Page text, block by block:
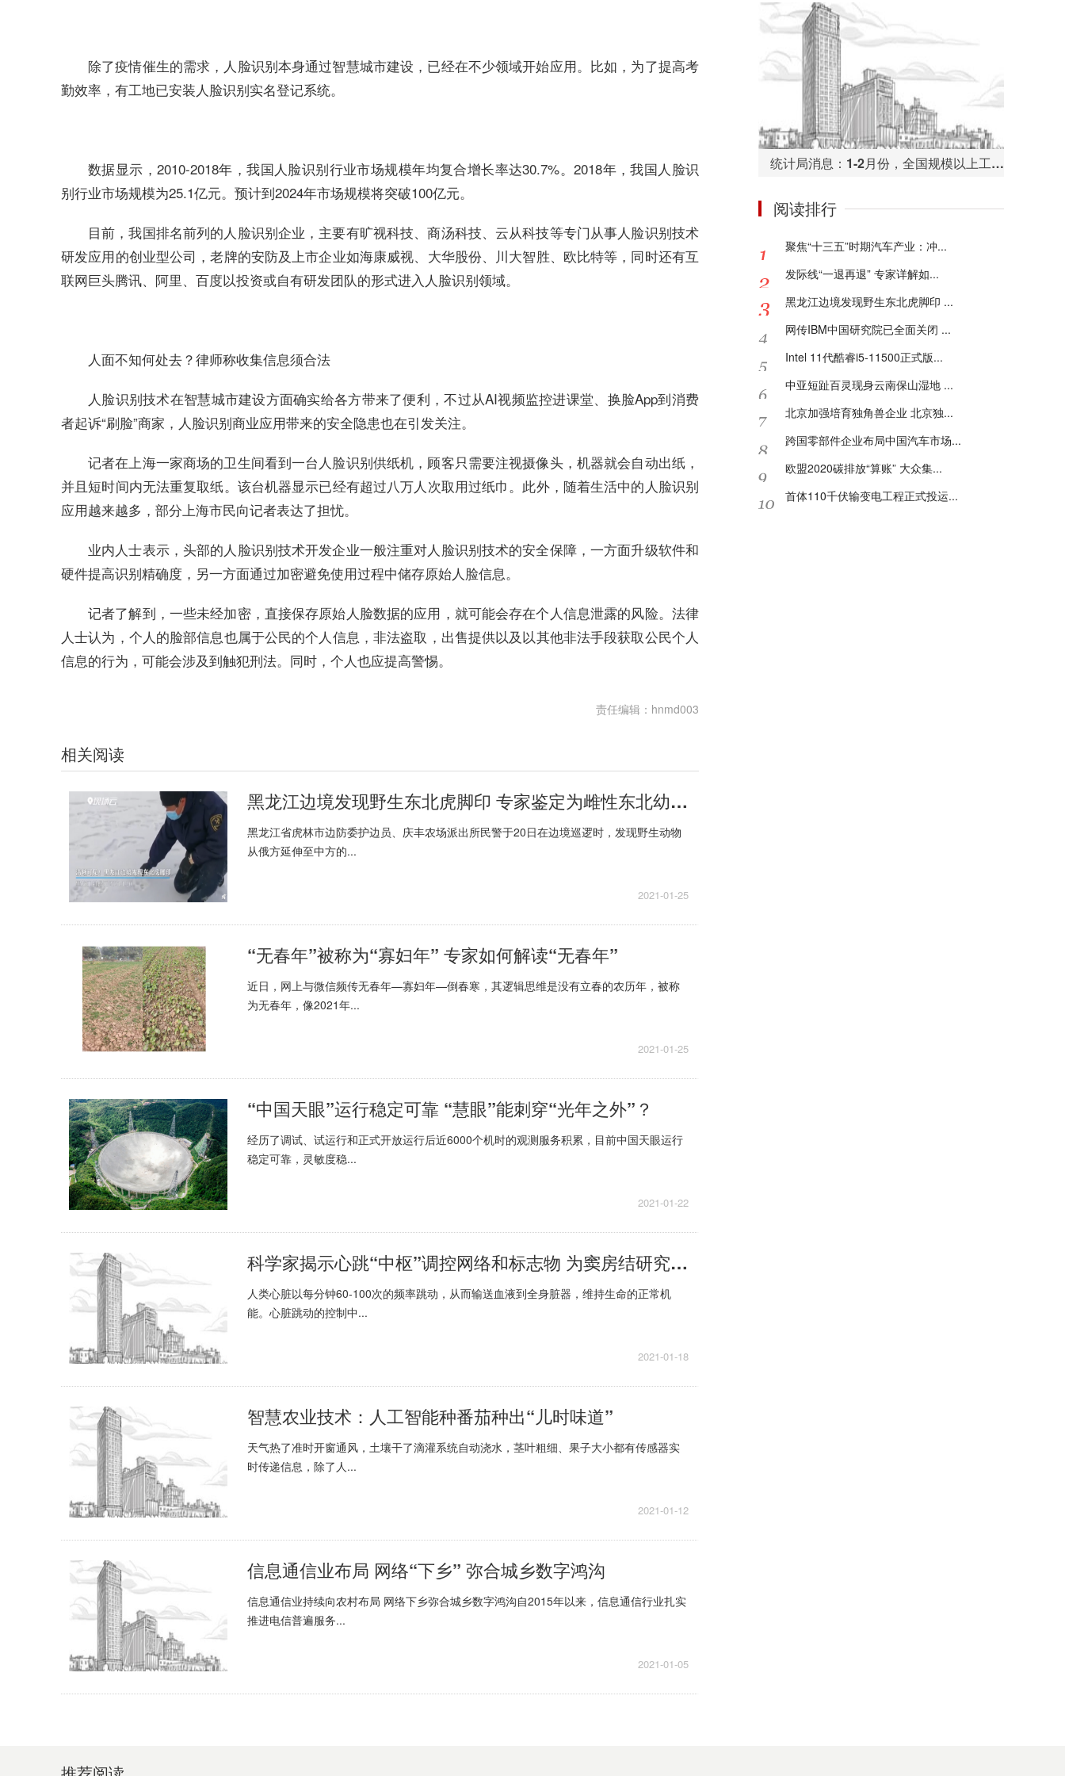
除了疫情催生的需求，人脸识别本身通过智慧城市建设，已经在不少领域开始应用。比如，为了提高考
勤效率，有工地已安装人脸识别实名登记系统。
数据显示，2010-2018年，我国人脸识别行业市场规模年均复合增长率达30.7%。2018年，我国人脸识
别行业市场规模为25.1亿元。预计到2024年市场规模将突破100亿元。
目前，我国排名前列的人脸识别企业，主要有旷视科技、商汤科技、云从科技等专门从事人脸识别技术
研发应用的创业型公司，老牌的安防及上市企业如海康威视、大华股份、川大智胜、欧比特等，同时还有互
联网巨头腾讯、阿里、百度以投资或自有研发团队的形式进入人脸识别领域。
人面不知何处去？律师称收集信息须合法
人脸识别技术在智慧城市建设方面确实给各方带来了便利，不过从AI视频监控进课堂、换脸App到消费
者起诉“刷脸”商家，人脸识别商业应用带来的安全隐患也在引发关注。
记者在上海一家商场的卫生间看到一台人脸识别供纸机，顾客只需要注视摄像头，机器就会自动出纸，
并且短时间内无法重复取纸。该台机器显示已经有超过八万人次取用过纸巾。此外，随着生活中的人脸识别
应用越来越多，部分上海市民向记者表达了担忧。
业内人士表示，头部的人脸识别技术开发企业一般注重对人脸识别技术的安全保障，一方面升级软件和
硬件提高识别精确度，另一方面通过加密避免使用过程中储存原始人脸信息。
记者了解到，一些未经加密，直接保存原始人脸数据的应用，就可能会存在个人信息泄露的风险。法律
人士认为，个人的脸部信息也属于公民的个人信息，非法盗取，出售提供以及以其他非法手段获取公民个人
信息的行为，可能会涉及到触犯刑法。同时，个人也应提高警惕。
责任编辑：hnmd003
相关阅读
黑龙江边境发现野生东北虎脚印 专家鉴定为雌性东北幼虎足迹
黑龙江省虎林市边防委护边员、庆丰农场派出所民警于20日在边境巡逻时，发现野生动物
从俄方延伸至中方的...
2021-01-25
“无春年”被称为“寡妇年” 专家如何解读“无春年”
近日，网上与微信频传无春年—寡妇年—倒春寒，其逻辑思维是没有立春的农历年，被称
为无春年，像2021年...
2021-01-25
“中国天眼”运行稳定可靠 “慧眼”能刺穿“光年之外”？
经历了调试、试运行和正式开放运行后近6000个机时的观测服务积累，目前中国天眼运行
稳定可靠，灵敏度稳...
2021-01-22
科学家揭示心跳“中枢”调控网络和标志物 为窦房结研究提供支持
人类心脏以每分钟60-100次的频率跳动，从而输送血液到全身脏器，维持生命的正常机
能。心脏跳动的控制中...
2021-01-18
智慧农业技术：人工智能种番茄种出“儿时味道”
天气热了准时开窗通风，土壤干了滴灌系统自动浇水，茎叶粗细、果子大小都有传感器实
时传递信息，除了人...
2021-01-12
信息通信业布局 网络“下乡” 弥合城乡数字鸿沟
信息通信业持续向农村布局 网络下乡弥合城乡数字鸿沟自2015年以来，信息通信行业扎实
推进电信普遍服务...
2021-01-05
统计局消息：1-2月份，全国规模以上工业企业利润总额同比下降38.3%
阅读排行
聚焦“十三五”时期汽车产业：冲...
发际线“一退再退” 专家详解如...
黑龙江边境发现野生东北虎脚印 ...
网传IBM中国研究院已全面关闭 ...
Intel 11代酷睿i5-11500正式版...
中亚短趾百灵现身云南保山湿地 ...
北京加强培育独角兽企业 北京独...
跨国零部件企业布局中国汽车市场...
欧盟2020碳排放“算账” 大众集...
首体110千伏输变电工程正式投运...